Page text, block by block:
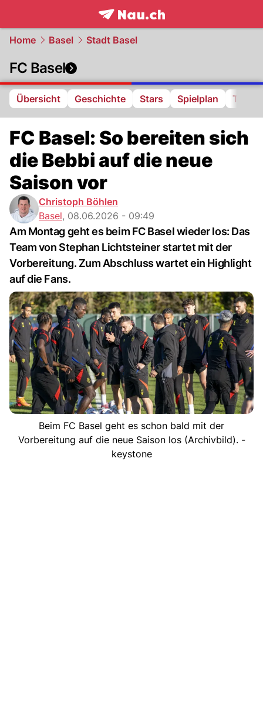
frontpage.NAU.ch
Home Basel Stadt Basel
FC Basel
Übersicht Geschichte Stars Spielplan
FC Basel: So bereiten sich
die Bebbi auf die neue
Saison vor
Christoph Böhlen
Basel, 08.06.2026 - 09:49
Am Montag geht es beim FC Basel wieder los: Das
Team von Stephan Lichtsteiner startet mit der
Vorbereitung. Zum Abschluss wartet ein Highlight
auf die Fans.
Beim FC Basel geht es schon bald mit der
Vorbereitung auf die neue Saison los (Archivbild). -
keystone